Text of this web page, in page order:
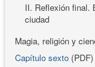
II. Reflexión final.
ciudad
Magia, religión y
Capítulo sexto (PDF)